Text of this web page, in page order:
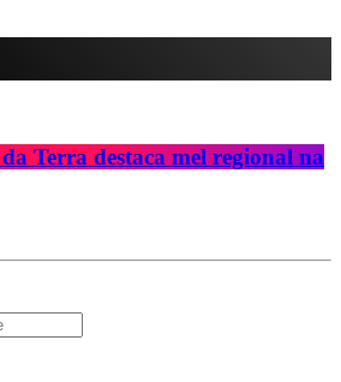
Terra destaca mel regional na